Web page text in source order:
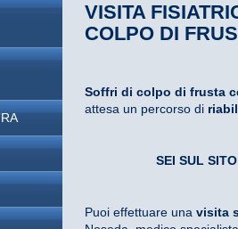
VISITA
COLPO DI
Soffri di colpo di frusta
attesa un percorso di
SEI SUL
Puoi effettuare una visita